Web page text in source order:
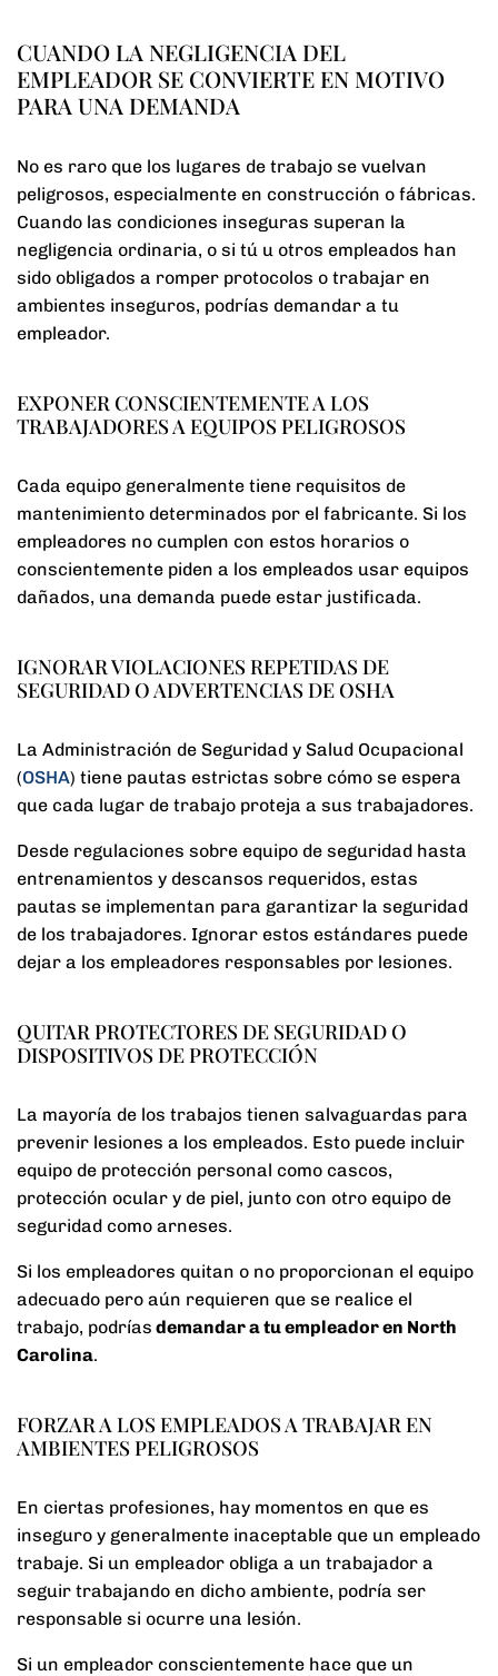
CUANDO LA NEGLIGENCIA DEL
EMPLEADOR SE CONVIERTE EN MOTIVO
PARA UNA DEMANDA
No es raro que los lugares de trabajo se vuelvan
peligrosos, especialmente en construcción o fábricas.
Cuando las condiciones inseguras superan la
negligencia ordinaria, o si tú u otros empleados han
sido obligados a romper protocolos o trabajar en
ambientes inseguros, podrías demandar a tu
empleador.
EXPONER CONSCIENTEMENTE A LOS
TRABAJADORES A EQUIPOS PELIGROSOS
Cada equipo generalmente tiene requisitos de
mantenimiento determinados por el fabricante. Si los
empleadores no cumplen con estos horarios o
conscientemente piden a los empleados usar equipos
dañados, una demanda puede estar justificada.
IGNORAR VIOLACIONES REPETIDAS DE
SEGURIDAD O ADVERTENCIAS DE OSHA
La Administración de Seguridad y Salud Ocupacional
(OSHA) tiene pautas estrictas sobre cómo se espera
que cada lugar de trabajo proteja a sus trabajadores.
Desde regulaciones sobre equipo de seguridad hasta
entrenamientos y descansos requeridos, estas
pautas se implementan para garantizar la seguridad
de los trabajadores. Ignorar estos estándares puede
dejar a los empleadores responsables por lesiones.
QUITAR PROTECTORES DE SEGURIDAD O
DISPOSITIVOS DE PROTECCIÓN
La mayoría de los trabajos tienen salvaguardas para
prevenir lesiones a los empleados. Esto puede incluir
equipo de protección personal como cascos,
protección ocular y de piel, junto con otro equipo de
seguridad como arneses.
Si los empleadores quitan o no proporcionan el equipo
adecuado pero aún requieren que se realice el
trabajo, podrías demandar a tu empleador en North
Carolina.
FORZAR A LOS EMPLEADOS A TRABAJAR EN
AMBIENTES PELIGROSOS
En ciertas profesiones, hay momentos en que es
inseguro y generalmente inaceptable que un empleado
trabaje. Si un empleador obliga a un trabajador a
seguir trabajando en dicho ambiente, podría ser
responsable si ocurre una lesión.
Si un empleador conscientemente hace que un